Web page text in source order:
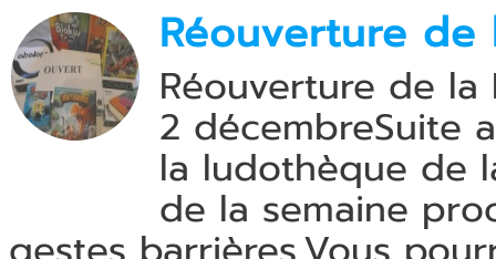
Réouverture
Réouverture de
2 décembreSuite
la ludothèque de
de la semaine